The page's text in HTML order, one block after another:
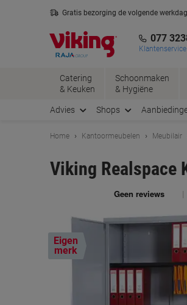
Gratis bezorging de volgende
077
Klantenservice
Catering
& Keuken
Schoonmaken
& Hygiëne
Advies Shops
Home Kantoormeubelen Meubilair
Viking Realspace
Eigen
merk